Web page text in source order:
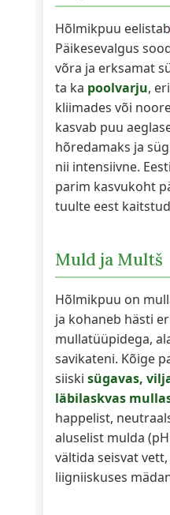
Hõlmikpuu eelistab
Päikesevalgus
võra ja erksamat
ta ka poolvarju,
kliimades või
kasvab puu
hõredamaks ja
nii intensiivne.
parim kasvukoht
tuulte eest
Muld ja Multš
Hõlmikpuu on
ja kohaneb hästi
mullatüüpidega,
savikateni. Kõige
siiski sügavas,
läbilaskvas
happelist,
aluselist mulda
vältida seisvat
liigniiskuses